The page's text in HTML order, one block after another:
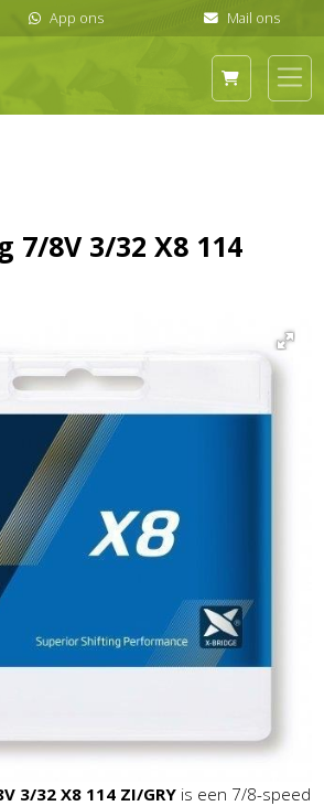
7/8V 3/32 X8 114
3/32 X8 114 ZI/GRY is een 7/8-speed